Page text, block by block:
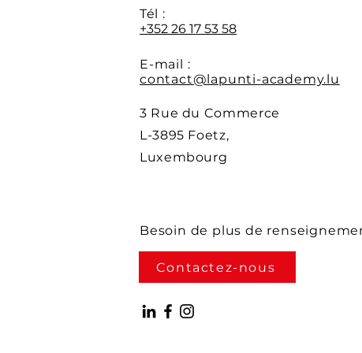
Tél :
+352 26 17 53 58
E-mail :
contact@lapunti-academy.lu
3 Rue du Commerce
L-3895 Foetz,
Luxembourg
Besoin de plus de
Contactez-nous